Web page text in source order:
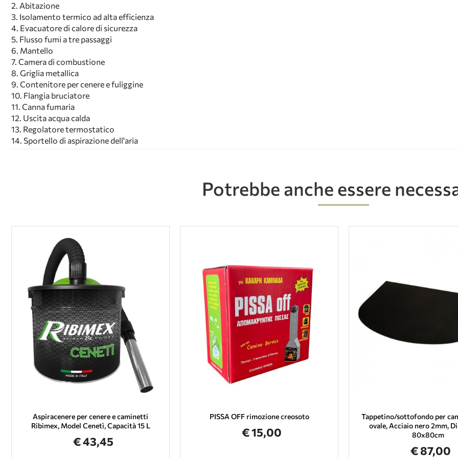
Potrebbe anche essere
Aspiracenere per cenere e caminetti
Ribimex, Model Cenetì, Capacità 15 L
€ 43,45
PISSA OFF rimozione creosoto
€ 15,00
Tappetino/sottofondo per
ovale, Acciaio nero 2mm,
80x80cm
€ 87,00
2. Abitazione
3. Isolamento termico ad alta efficienza
4. Evacuatore di calore di sicurezza
5. Flusso fumi a tre passaggi
6. Mantello
7. Camera di combustione
8. Griglia metallica
9. Contenitore per cenere e fuliggine
10. Flangia bruciatore
11. Canna fumaria
12. Uscita acqua calda
13. Regolatore termostatico
14. Sportello di aspirazione dell'aria